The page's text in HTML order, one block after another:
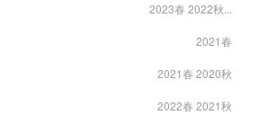
2023春 2022秋...
2021春
2021春 2020秋
2022春 2021秋